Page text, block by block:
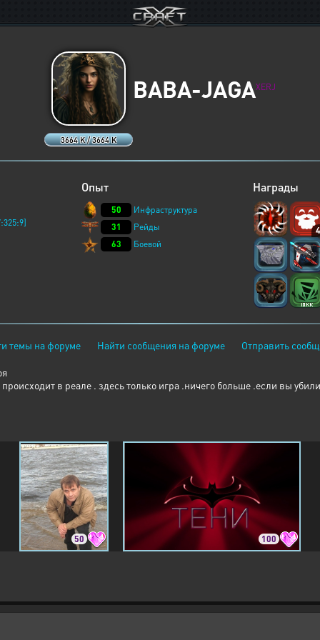
3664 K / 3664 K
BABA-JAGAXERJ
Опыт
50
Инфраструктура
31
Рейды
63
Боевой
Награды
4
темы на форуме Найти сообщения на форуме Отправить
в реале . здесь только игра .ничего больше .если вы
50 100